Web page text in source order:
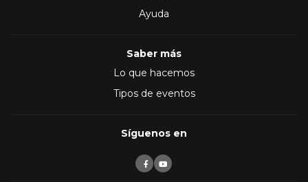
Ayuda
Saber más
Lo que hacemos
Tipos de eventos
Síguenos en